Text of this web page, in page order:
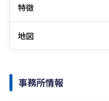
特徴
地図
事務所情報